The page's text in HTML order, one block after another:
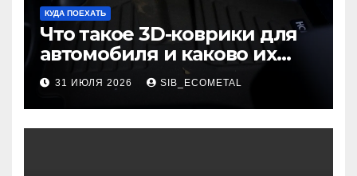
КУДА ПОЕХАТЬ
Что такое 3D-коврики для
автомобиля и каково их
основное назначение
31 ИЮЛЯ 2026 SIB_ECOMETAL